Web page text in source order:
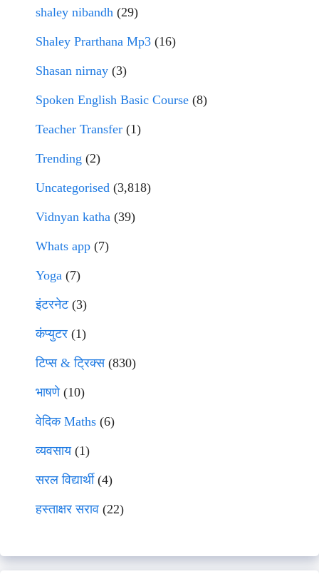
shaley nibandh (29)
Shaley Prarthana Mp3 (16)
Shasan nirnay (3)
Spoken English Basic Course (8)
Teacher Transfer (1)
Trending (2)
Uncategorised (3,818)
Vidnyan katha (39)
Whats app (7)
Yoga (7)
इंटरनेट(3)
कंप्युटर (1)
टिप्स & ट्रिक्स(830)
भाषणे(10)
वेदिक Maths (6)
व्यवसाय(1)
सरल विद्यार्थी(4)
हस्ताक्षर सराव (22)